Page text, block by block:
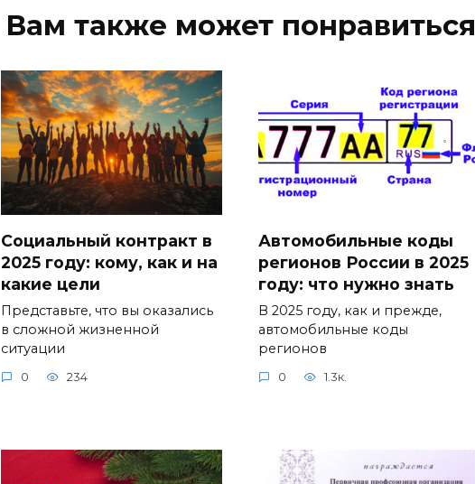
Вам также может понравиться
Социальный контракт в
2025 году: кому, как и на
какие цели
Представьте, что вы оказались
в сложной жизненной
ситуации
0 234
Автомобильные коды
регионов России в 2025
году: что нужно знать
В 2025 году, как и прежде,
автомобильные коды
регионов
0 1.3к.